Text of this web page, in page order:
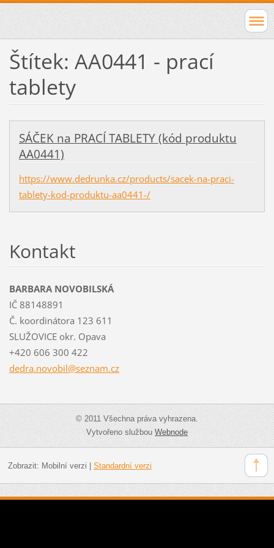
Štítek: AA0441 - prací
tablety
SÁČEK na PRACÍ TABLETY (kód produktu
AA0441)
https://www.dedrunka.cz/products/sacek-na-praci-
tablety-kod-produktu-aa0441-/
Kontakt
BARBARA NOVOBILSKÁ
IČ 88148891
Č. koordinátora 123 611
SLUŽOVICE okr. Opava
+420 606 300 422
dedra.novobil@seznam.cz
© 2011 Všechna práva vyhrazena.
Vytvořeno službouWebnode
Zobrazit: Mobilní verzi Standardní verzi